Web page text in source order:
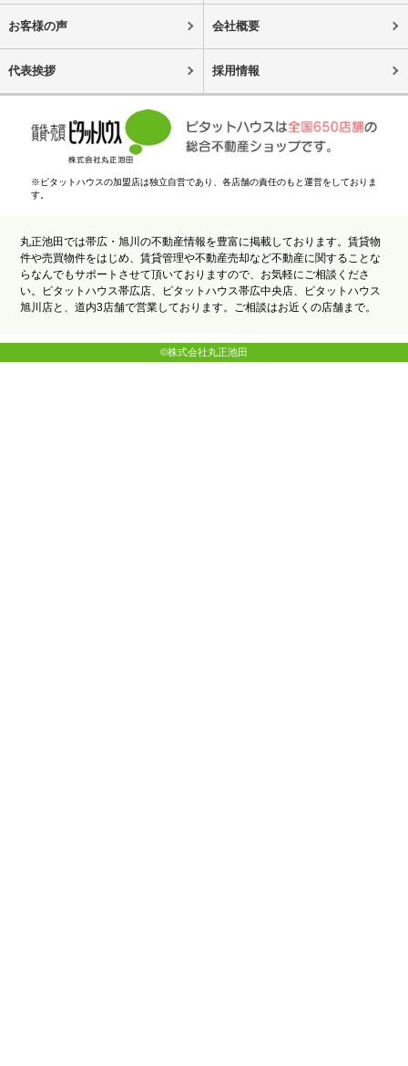
お客様の声 会社概要
代表挨拶 採用情報
※ピタットハウスの加盟店は独立自営であり、各店舗の責任のもと運営をしておりま
す。
丸正池田では帯広・旭川の不動産情報を豊富に掲載しております。賃貸物
件や売買物件をはじめ、賃貸管理や不動産売却など不動産に関することな
らなんでもサポートさせて頂いておりますので、お気軽にご相談くださ
い。ピタットハウス帯広店、ピタットハウス帯広中央店、ピタットハウス
旭川店と、道内3店舗で営業しております。ご相談はお近くの店舗まで。
©株式会社丸正池田